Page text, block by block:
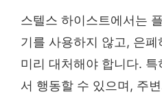
스텔스 하이스트에서는
기를 사용하지 않고, 은
미리 대처해야 합니다. 특
서 행동할 수 있으며, 주